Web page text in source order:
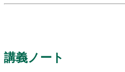
講義ノート